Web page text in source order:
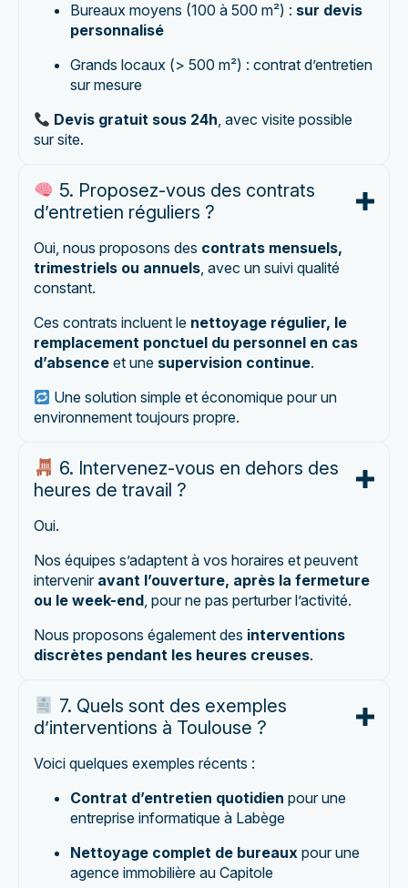
Bureaux moyens (100 à 500 m²) : sur devis
personnalisé
Grands locaux (> 500 m²) : contrat d’entretien
sur mesure
Devis gratuit sous 24h, avec visite possible
sur site.
5. Proposez-vous des contrats
d’entretien réguliers ?
Oui, nous proposons des contrats mensuels,
trimestriels ou annuels, avec un suivi qualité
constant.
Ces contrats incluent le nettoyage régulier, le
remplacement ponctuel du personnel en cas
d’absence et une supervision continue.
Une solution simple et économique pour un
environnement toujours propre.
6. Intervenez-vous en dehors des
heures de travail ?
Oui.
Nos équipes s’adaptent à vos horaires et peuvent
intervenir avant l’ouverture, après la fermeture
ou le week-end, pour ne pas perturber l’activité.
Nous proposons également des interventions
discrètes pendant les heures creuses.
7. Quels sont des exemples
d’interventions à Toulouse ?
Voici quelques exemples récents :
Contrat d’entretien quotidien pour une
entreprise informatique à Labège
Nettoyage complet de bureaux pour une
agence immobilière au Capitole